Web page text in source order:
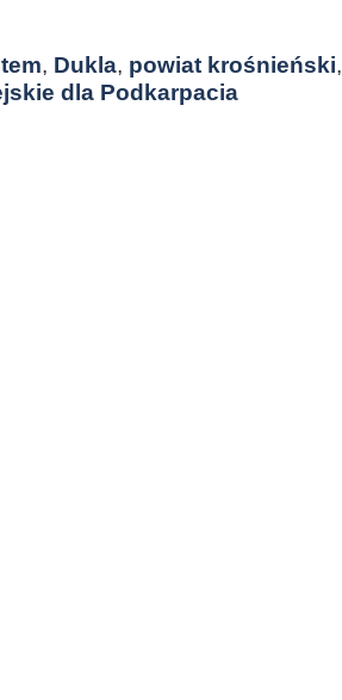
, Dukla, powiat krośnieński
dla Podkarpacia